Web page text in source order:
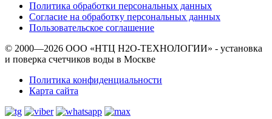
Политика обработки персональных данных
Согласие на обработку персональных данных
Пользовательское соглашение
© 2000—2026 ООО «НТЦ Н2О-ТЕХНОЛОГИИ» - установка
и поверка счетчиков воды в Москве
Политика конфиденциальности
Карта сайта